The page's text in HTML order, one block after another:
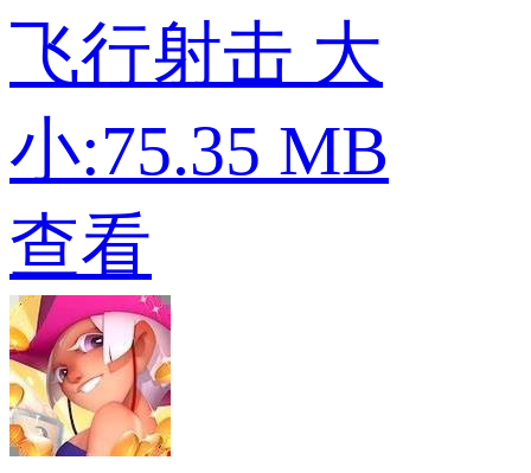
飞行射击 大
小:75.35 MB
查看